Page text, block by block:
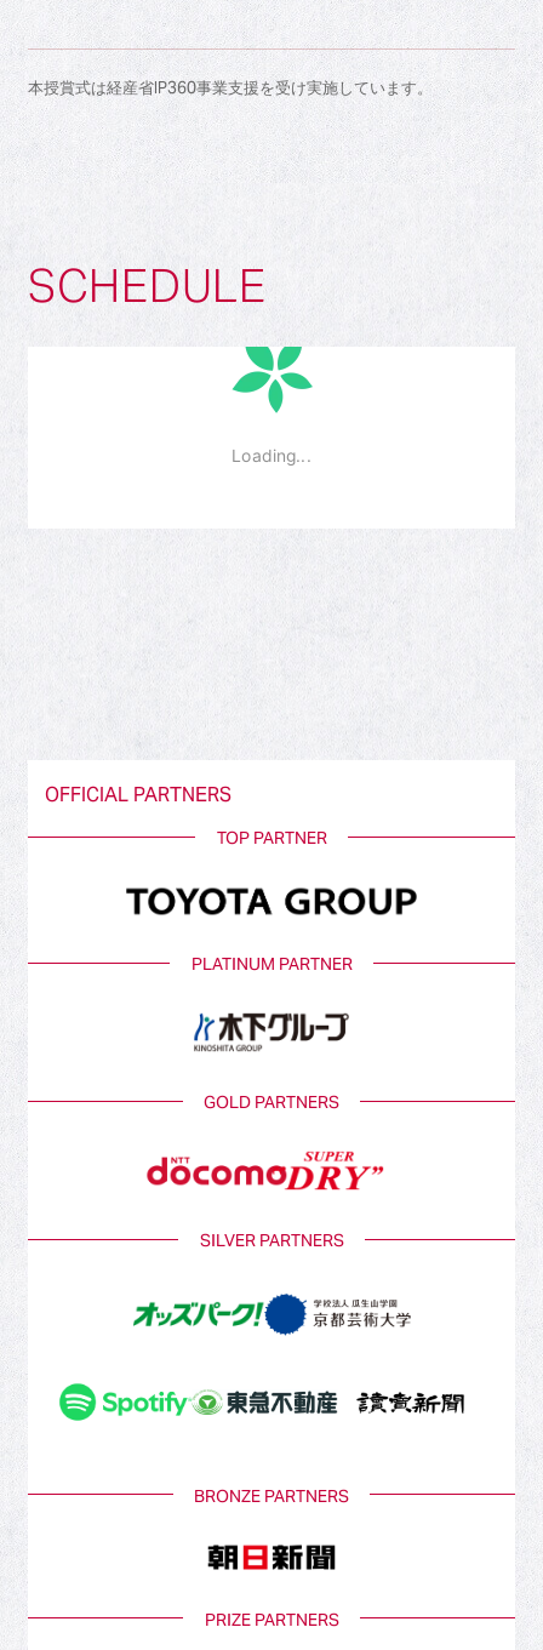
本授賞式は経産省IP360事業支援を受け実施しています。
SCHEDULE
OFFICIAL PARTNERS
TOP PARTNER
PLATINUM PARTNER
GOLD PARTNERS
SILVER PARTNERS
BRONZE PARTNERS
PRIZE PARTNERS